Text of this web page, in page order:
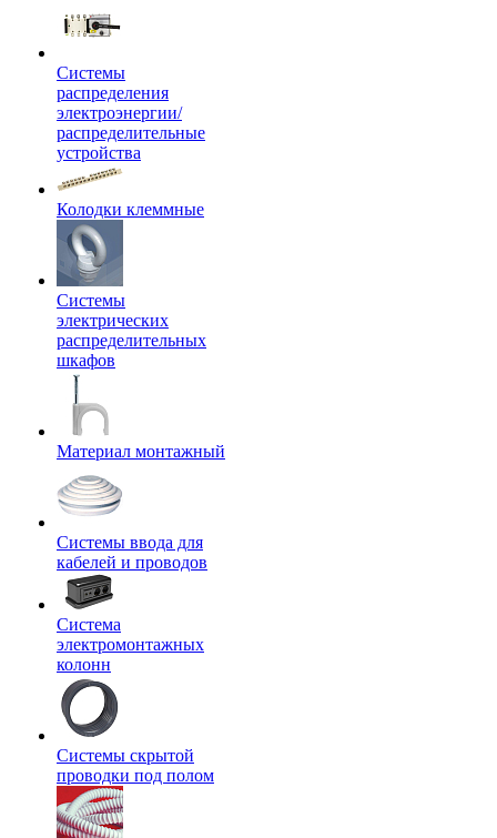
Системы
распределения
электроэнергии/
распределительные
устройства
Колодки клеммные
Системы
электрических
распределительных
шкафов
Материал монтажный
Системы ввода для
кабелей и проводов
Система
электромонтажных
колонн
Системы скрытой
проводки под полом